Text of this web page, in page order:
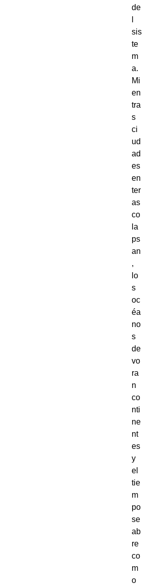
de
sis
te
m
a.
Mi
en
tra
s
ci
ud
ad
es
en
ter
as
co
la
ps
an
,
lo
s
oc
éa
no
s
de
vo
ra
n
co
nti
ne
nt
es
y
el
tie
m
po
se
ab
re
co
m
o